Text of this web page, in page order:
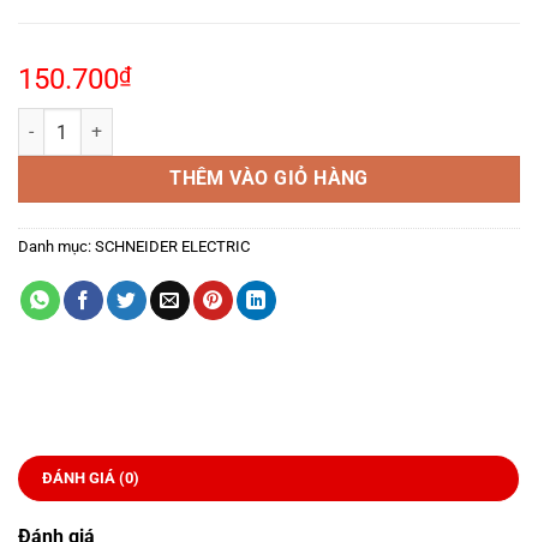
150.700₫
Easy9 MCB 1P C 4500A 230V Miniature Circuit Breaker ( 40A ) số
THÊM VÀO GIỎ HÀNG
Danh mục: SCHNEIDER ELECTRIC
ĐÁNH GIÁ (0)
Đánh giá